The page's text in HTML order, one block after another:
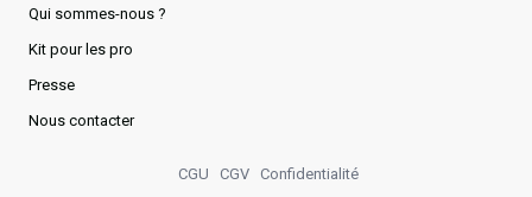
Qui sommes-nous ?
Kit pour les pro
Presse
Nous contacter
CGU CGV Confidentialité